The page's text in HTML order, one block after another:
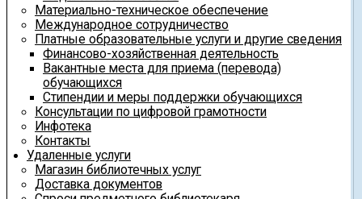
Материально-техническое обеспечение
Международное сотрудничество
Платные образовательные услуги и другие сведения
Финансово-хозяйственная деятельность
Вакантные места для приема (перевода)
обучающихся
Стипендии и меры поддержки обучающихся
Консультации по цифровой грамотности
Инфотека
Контакты
Удаленные услуги
Магазин библиотечных услуг
Доставка документов